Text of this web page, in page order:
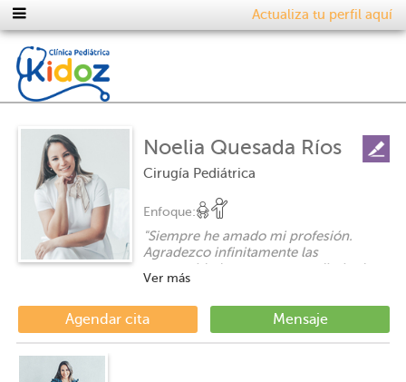
Actualiza tu perfil aquí
Noelia Quesada Ríos
Cirugía Pediátrica
Enfoque:
"Siempre he amado mi profesión.
Agradezco infinitamente las
oportunidades que tengo a diario de
ser parte de la vida de otras personas,
atención de la salud de la población
pediátrica.
Ver más
Agendar cita Mensaje